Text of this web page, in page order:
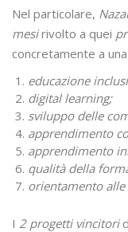
Nel particolare,
mesirivolto a quei
concretamente a
educazione
digital learning;
sviluppo delle
apprendimento
apprendimento
qualità della
orientamento
I 2 progetti vincitori